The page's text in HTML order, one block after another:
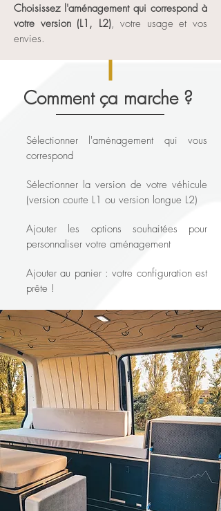
Choisissez l'aménagement qui correspond à
votre version (L1, L2), votre usage et vos
envies.
Comment ça marche ?
Sélectionner l'aménagement qui vous
correspond
Sélectionner la version de votre véhicule
(version courte L1 ou version longue L2)
Ajouter les options souhaitées pour
personnaliser votre aménagement
Ajouter au panier : votre configuration est
prête !